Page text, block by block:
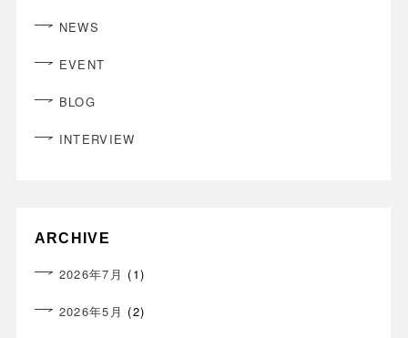
NEWS
EVENT
BLOG
INTERVIEW
ARCHIVE
2026年7月 (1)
2026年5月 (2)